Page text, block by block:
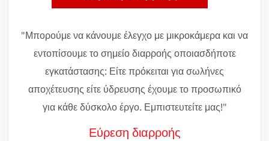
"Μπορούμε να κάνουμε έλεγχο με μικροκάμερα και να
εντοπίσουμε το σημείο διαρροής οποιασδήποτε
εγκατάστασης: Είτε πρόκειται για σωλήνες
αποχέτευσης είτε ύδρευσης έχουμε το προσωπικό
για κάθε δύσκολο έργο. Εμπιστευτείτε μας!"
Εύρεση διαρροής